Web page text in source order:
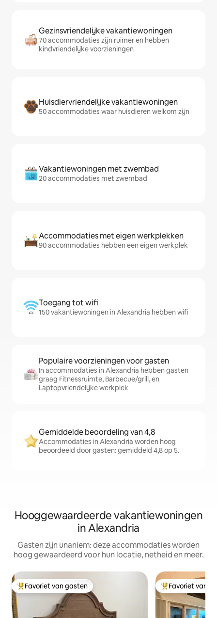
Gezinsvriendelijke vakantiewoningen
70 accommodaties zijn ruimer en hebben
kindvriendelijke voorzieningen
Huisdiervriendelijke vakantiewoningen
50 accommodaties waar huisdieren welkom zijn
Vakantiewoningen met zwembad
20 accommodaties met zwembad
Accommodaties met eigen werkplekken
90 accommodaties hebben een eigen werkplek
Toegang tot wifi
150 vakantiewoningen in Alexandria hebben wifi
Populaire voorzieningen voor gasten
In accommodaties in Alexandria hebben gasten
graag Fitnessruimte, Barbecue/grill, en
Laptopvriendelijke werkplek
Gemiddelde beoordeling van 4,8
Accommodaties in Alexandria worden hoog
beoordeeld door gasten: gemiddeld 4,8 op 5.
Hooggewaardeerde vakantiewoningen
in Alexandria
Gasten zijn unaniem: deze accommodaties worden
hoog gewaardeerd voor hun locatie, netheid en meer.
Topfavoriet van gasten
Favoriet van gasten Topfavoriet van
Favoriet van